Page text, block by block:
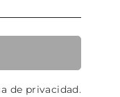
de privacidad.